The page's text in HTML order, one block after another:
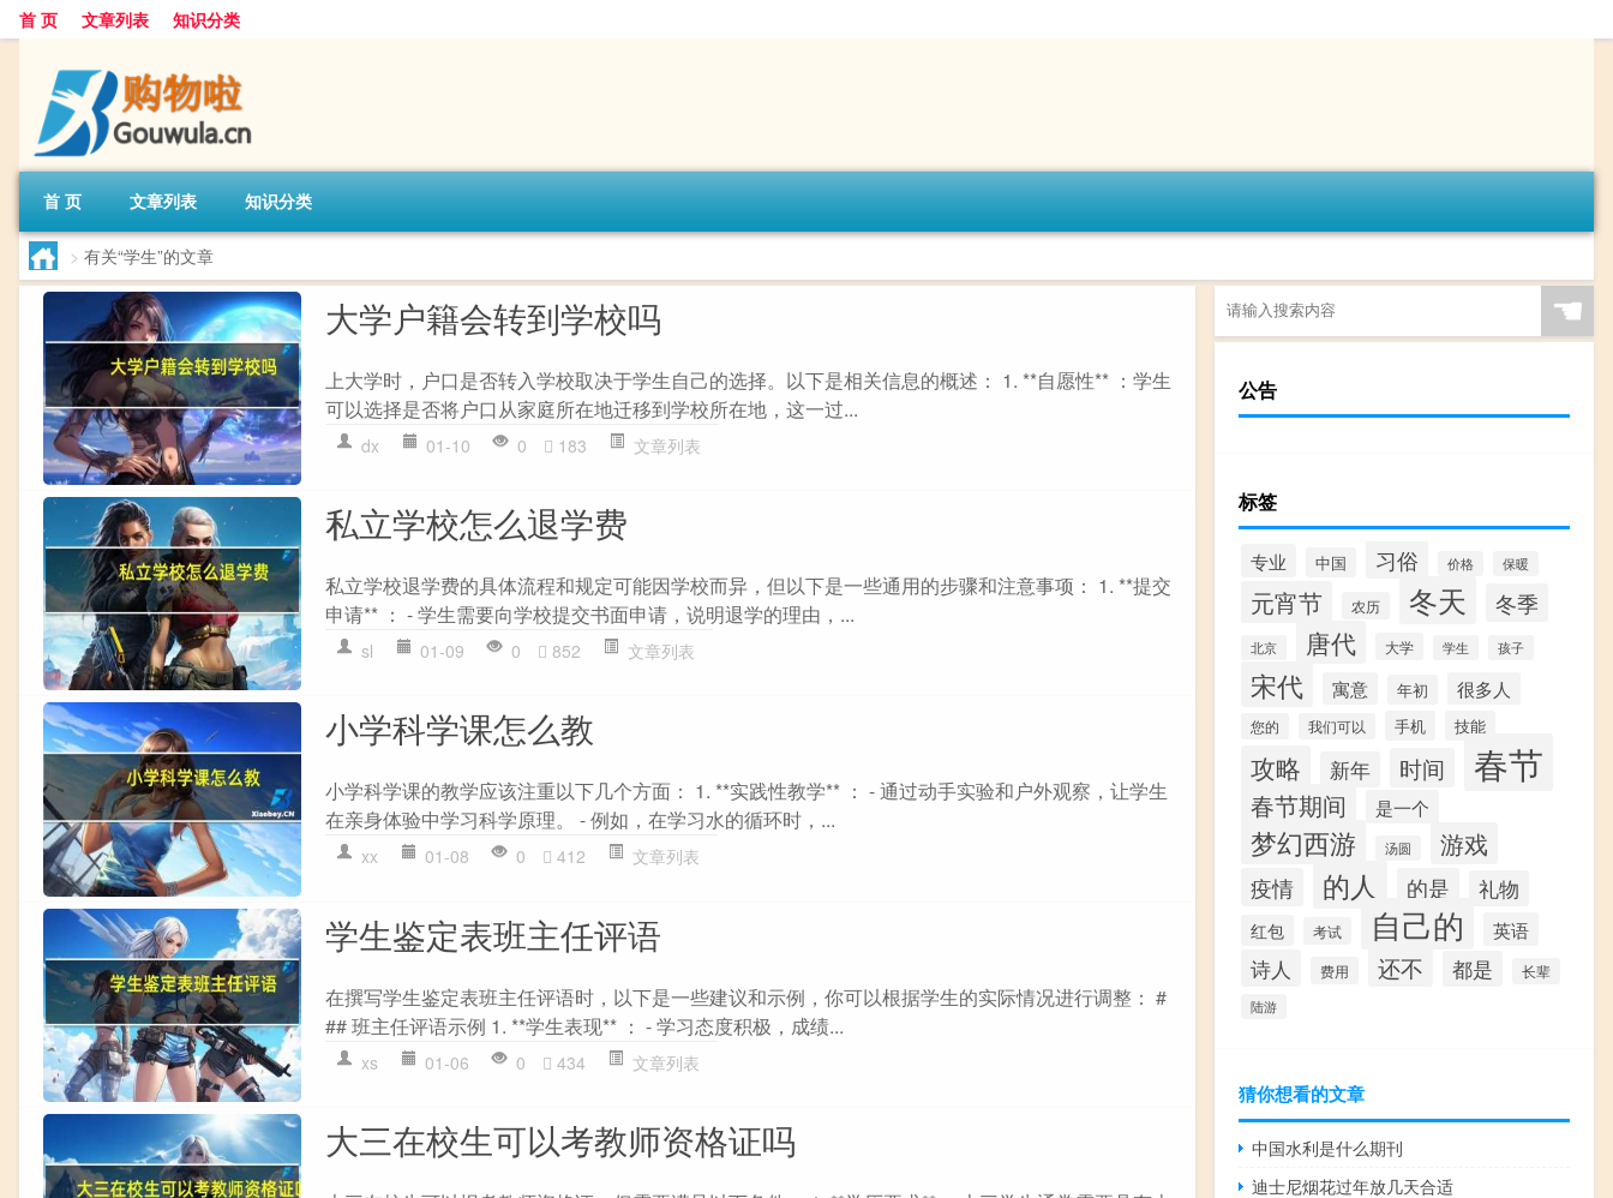
首 页 文章列表 知识分类
首 页 文章列表 知识分类
> 有关“学生”的文章
大学户籍会转到学校吗
上大学时，户口是否转入学校取决于学生自己的选择。以下是相关信息的概述： 1. **自愿性** ：学生
可以选择是否将户口从家庭所在地迁移到学校所在地，这一过...
dx 01-10 0 183 文章列表
私立学校怎么退学费
私立学校退学费的具体流程和规定可能因学校而异，但以下是一些通用的步骤和注意事项： 1. **提交
申请** ： - 学生需要向学校提交书面申请，说明退学的理由，...
sl 01-09 0 852 文章列表
小学科学课怎么教
小学科学课的教学应该注重以下几个方面： 1. **实践性教学** ： - 通过动手实验和户外观察，让学生
在亲身体验中学习科学原理。 - 例如，在学习水的循环时，...
xx 01-08 0 412 文章列表
学生鉴定表班主任评语
在撰写学生鉴定表班主任评语时，以下是一些建议和示例，你可以根据学生的实际情况进行调整： #
## 班主任评语示例 1. **学生表现** ： - 学习态度积极，成绩...
xs 01-06 0 434 文章列表
大三在校生可以考教师资格证吗
☚
公告
标签
专业 中国 习俗 价格 保暖
元宵节 农历 冬天 冬季
北京 唐代 大学 学生 孩子
宋代 寓意 年初 很多人
您的 我们可以 手机 技能
攻略 新年 时间 春节
春节期间 是一个
梦幻西游 汤圆 游戏
疫情 的人 的是 礼物
红包 考试 自己的 英语
诗人 费用 还不 都是 长辈
陆游
猜你想看的文章
中国水利是什么期刊
迪士尼烟花过年放几天合适